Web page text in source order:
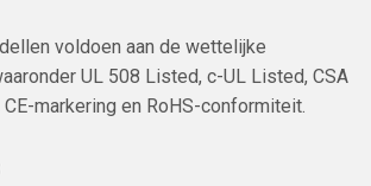
voldoen aan de wettelijke
UL 508 Listed, c-UL Listed, CSA
markering en RoHS-conformiteit.